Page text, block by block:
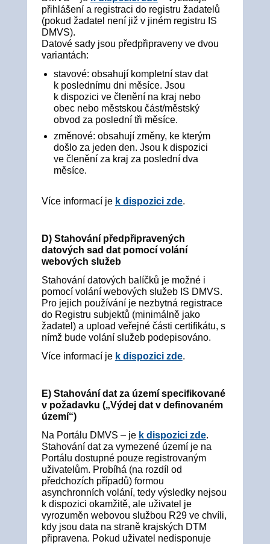
přihlášení a registraci do registru žadatelů
(pokud žadatel není již v jiném registru IS
DMVS).
Datové sady jsou předpřipraveny ve dvou
variantách:
stavové: obsahují kompletní stav dat
k poslednímu dni měsíce. Jsou
k dispozici ve členění na kraj nebo
obec nebo městskou část/městský
obvod za poslední tři měsíce.
změnové: obsahují změny, ke kterým
došlo za jeden den. Jsou k dispozici
ve členění za kraj za poslední dva
měsíce.
Více informací je k dispozici zde.
D) Stahování předpřipravených
datových sad dat pomocí volání
webových služeb
Stahování datových balíčků je možné i
pomocí volání webových služeb IS DMVS.
Pro jejich používání je nezbytná registrace
do Registru subjektů (minimálně jako
žadatel) a upload veřejné části certifikátu, s
nímž bude volání služeb podepisováno.
Více informací je k dispozici zde.
E) Stahování dat za území specifikované
v požadavku („Výdej dat v definovaném
území“)
Na Portálu DMVS – je k dispozici zde.
Stahování dat za vymezené území je na
Portálu dostupné pouze registrovaným
uživatelům. Probíhá (na rozdíl od
předchozích případů) formou
asynchronních volání, tedy výsledky nejsou
k dispozici okamžitě, ale uživatel je
vyrozuměn webovou službou R29 ve chvíli,
kdy jsou data na straně krajských DTM
připravena. Pokud uživatel nedisponuje